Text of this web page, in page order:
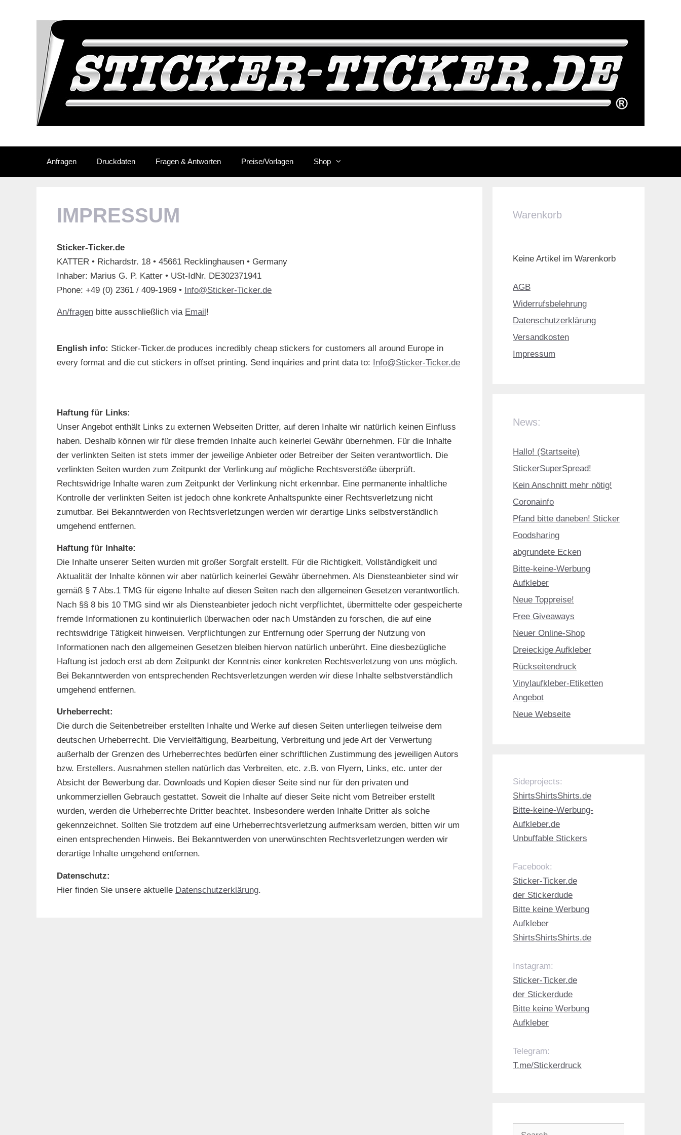
Anfragen Druckdaten Fragen & Antworten Preise/Vorlagen Shop
IMPRESSUM
Sticker-Ticker.de
KATTER • Richardstr. 18 • 45661 Recklinghausen • Germany
Inhaber: Marius G. P. Katter • USt-IdNr. DE302371941
Phone: +49 (0) 2361 / 409-1969 • Info@Sticker-Ticker.de
An/fragen bitte ausschließlich via Email !
English info: Sticker-Ticker.de produces incredibly cheap stickers for customers all around Europe in
every format and die cut stickers in offset printing. Send inquiries and print data to: Info@Sticker-Ticker.de
Haftung für Links:
Unser Angebot enthält Links zu externen Webseiten Dritter, auf deren Inhalte wir natürlich keinen Einfluss
haben. Deshalb können wir für diese fremden Inhalte auch keinerlei Gewähr übernehmen. Für die Inhalte
der verlinkten Seiten ist stets immer der jeweilige Anbieter oder Betreiber der Seiten verantwortlich. Die
verlinkten Seiten wurden zum Zeitpunkt der Verlinkung auf mögliche Rechtsverstöße überprüft.
Rechtswidrige Inhalte waren zum Zeitpunkt der Verlinkung nicht erkennbar. Eine permanente inhaltliche
Kontrolle der verlinkten Seiten ist jedoch ohne konkrete Anhaltspunkte einer Rechtsverletzung nicht
zumutbar. Bei Bekanntwerden von Rechtsverletzungen werden wir derartige Links selbstverständlich
umgehend entfernen.
Haftung für Inhalte:
Die Inhalte unserer Seiten wurden mit großer Sorgfalt erstellt. Für die Richtigkeit, Vollständigkeit und
Aktualität der Inhalte können wir aber natürlich keinerlei Gewähr übernehmen. Als Diensteanbieter sind wir
gemäß § 7 Abs.1 TMG für eigene Inhalte auf diesen Seiten nach den allgemeinen Gesetzen verantwortlich.
Nach §§ 8 bis 10 TMG sind wir als Diensteanbieter jedoch nicht verpflichtet, übermittelte oder gespeicherte
fremde Informationen zu kontinuierlich überwachen oder nach Umständen zu forschen, die auf eine
rechtswidrige Tätigkeit hinweisen. Verpflichtungen zur Entfernung oder Sperrung der Nutzung von
Informationen nach den allgemeinen Gesetzen bleiben hiervon natürlich unberührt. Eine diesbezügliche
Haftung ist jedoch erst ab dem Zeitpunkt der Kenntnis einer konkreten Rechtsverletzung von uns möglich.
Bei Bekanntwerden von entsprechenden Rechtsverletzungen werden wir diese Inhalte selbstverständlich
umgehend entfernen.
Urheberrecht:
Die durch die Seitenbetreiber erstellten Inhalte und Werke auf diesen Seiten unterliegen teilweise dem
deutschen Urheberrecht. Die Vervielfältigung, Bearbeitung, Verbreitung und jede Art der Verwertung
außerhalb der Grenzen des Urheberrechtes bedürfen einer schriftlichen Zustimmung des jeweiligen Autors
bzw. Erstellers. Ausnahmen stellen natürlich das Verbreiten, etc. z.B. von Flyern, Links, etc. unter der
Absicht der Bewerbung dar. Downloads und Kopien dieser Seite sind nur für den privaten und
unkommerziellen Gebrauch gestattet. Soweit die Inhalte auf dieser Seite nicht vom Betreiber erstellt
wurden, werden die Urheberrechte Dritter beachtet. Insbesondere werden Inhalte Dritter als solche
gekennzeichnet. Sollten Sie trotzdem auf eine Urheberrechtsverletzung aufmerksam werden, bitten wir um
einen entsprechenden Hinweis. Bei Bekanntwerden von unerwünschten Rechtsverletzungen werden wir
derartige Inhalte umgehend entfernen.
Datenschutz:
Hier finden Sie unsere aktuelle Datenschutzerklärung.
Warenkorb
Keine Artikel im Warenkorb
AGB
Widerrufsbelehrung
Datenschutzerklärung
Versandkosten
Impressum
News:
Hallo! (Startseite)
StickerSuperSpread!
Kein Anschnitt mehr nötig!
Coronainfo
Pfand bitte daneben! Sticker
Foodsharing
abgrundete Ecken
Bitte-keine-Werbung
Aufkleber
Neue Toppreise!
Free Giveaways
Neuer Online-Shop
Dreieckige Aufkleber
Rückseitendruck
Vinylaufkleber-Etiketten
Angebot
Neue Webseite
Sideprojects:
ShirtsShirtsShirts.de
Bitte-keine-Werbung-
Aufkleber.de
Unbuffable Stickers
Facebook:
Sticker-Ticker.de
der Stickerdude
Bitte keine Werbung
Aufkleber
ShirtsShirtsShirts.de
Instagram:
Sticker-Ticker.de
der Stickerdude
Bitte keine Werbung
Aufkleber
Telegram:
T.me/Stickerdruck
Search